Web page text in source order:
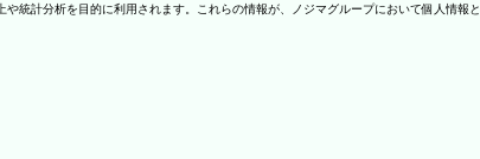
計分析を目的に利用されます。これらの情報が、ノジマグループにおいて個人情報